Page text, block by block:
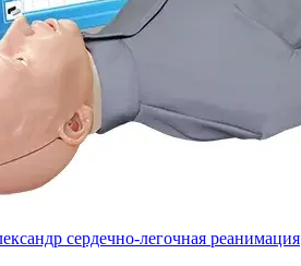
сердечно-легочная реанимация